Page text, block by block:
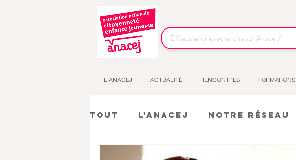
L'ANACEJ ACTUALITÉ RENCONTRES FORMATIONS
Tout L'Anacej Notre réseau